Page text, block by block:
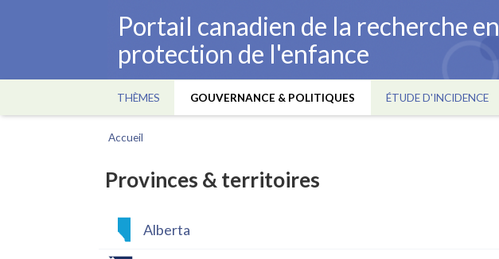
Portail canadien de la recherche en
protection de l'enfance
Main
navigation
THÈMES GOUVERNANCE & POLITIQUES ÉTUDE D'INCIDENCE
d'Ariane
Accueil
Provinces & territoires
Alberta